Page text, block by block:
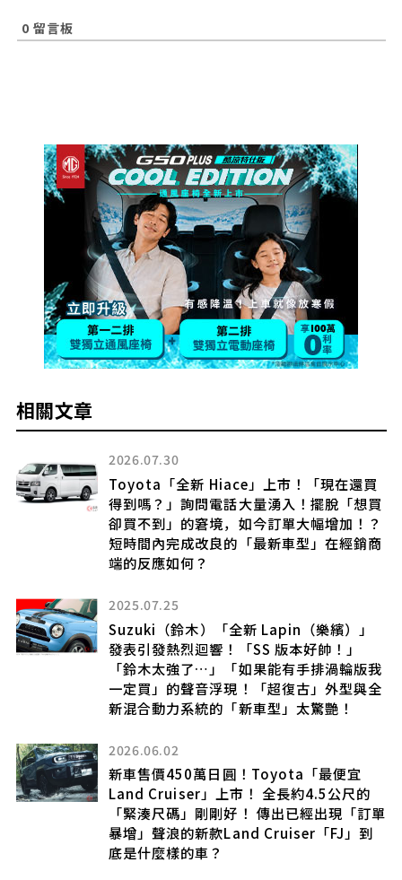
0 留言板
相關文章
現在還買
擺脫「想買
樂繽）」
帥！」
最便宜
公尺的
2025.06.17
Toyota「新 Crown」發表引發熱
「340 匹馬力好猛」「全車四驅真
「豪華配備很吸引人」「設計洗練
讚聲連連！高質感「豪華跨界房車
登場
2021.07.01
「Supra復出之後就是Celica和
的嗎？已在美國登記了Celica商
要復活了嗎
2026.03.18
中的「26式」要發表了嗎!? 還是會
全全新的「surprise model」!?
到不行的「compact 4WD sport
進一步進化，讓人非常期待！